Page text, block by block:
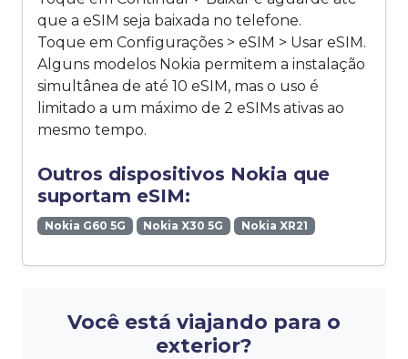
que a eSIM seja baixada no telefone.
Toque em Configurações > eSIM > Usar eSIM.
Alguns modelos Nokia permitem a instalação
simultânea de até 10 eSIM, mas o uso é
limitado a um máximo de 2 eSIMs ativas ao
mesmo tempo.
Outros dispositivos Nokia que
suportam eSIM:
Nokia G60 5G Nokia X30 5G Nokia XR21
Você está viajando para o
exterior?